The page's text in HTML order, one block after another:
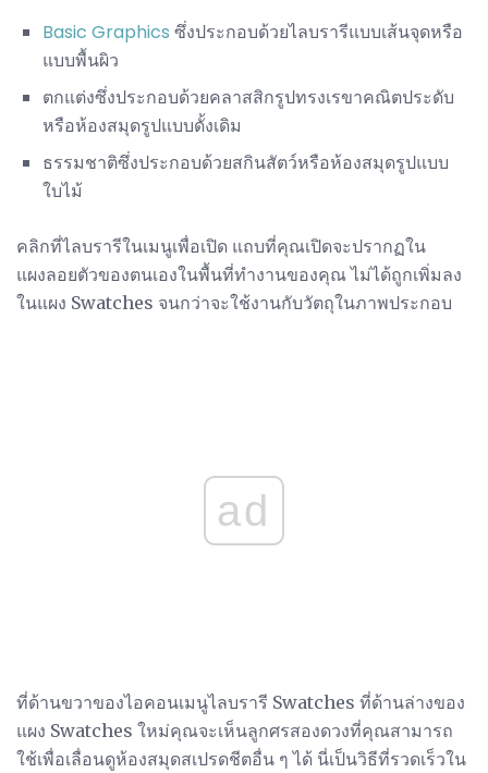
Basic Graphics ซึ่งประกอบด้วยไลบรารีแบบเส้นจุดหรือ
แบบพื้นผิว
ตกแต่งซึ่งประกอบด้วยคลาสสิกรูปทรงเรขาคณิตประดับ
หรือห้องสมุดรูปแบบดั้งเดิม
ธรรมชาติซึ่งประกอบด้วยสกินสัตว์หรือห้องสมุดรูปแบบ
ใบไม้
คลิกที่ไลบรารีในเมนูเพื่อเปิด แถบที่คุณเปิดจะปรากฏใน
แผงลอยตัวของตนเองในพื้นที่ทำงานของคุณ ไม่ได้ถูกเพิ่มลง
ในแผง Swatches จนกว่าจะใช้งานกับวัตถุในภาพประกอบ
ad
ที่ด้านขวาของไอคอนเมนูไลบรารี Swatches ที่ด้านล่างของ
แผง Swatches ใหม่คุณจะเห็นลูกศรสองดวงที่คุณสามารถ
ใช้เพื่อเลื่อนดูห้องสมุดสเปรดชีตอื่น ๆ ได้ นี่เป็นวิธีที่รวดเร็วใน